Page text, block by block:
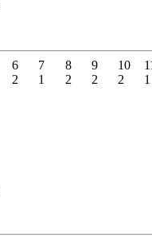
6
2
7
1
8
2
9
2
10
2
1